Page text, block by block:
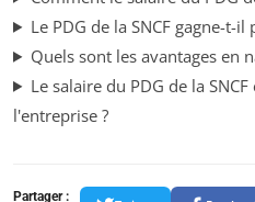
Le PDG de la SNCF gagne-t-il
Quels sont les avantages en
Le salaire du PDG de la
l'entreprise ?
Partager :